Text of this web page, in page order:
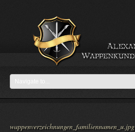
wappenverzeichnungen_familiennamen_u.jpg